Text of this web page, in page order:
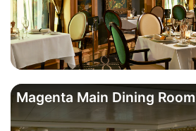
Magenta Main Dining Room